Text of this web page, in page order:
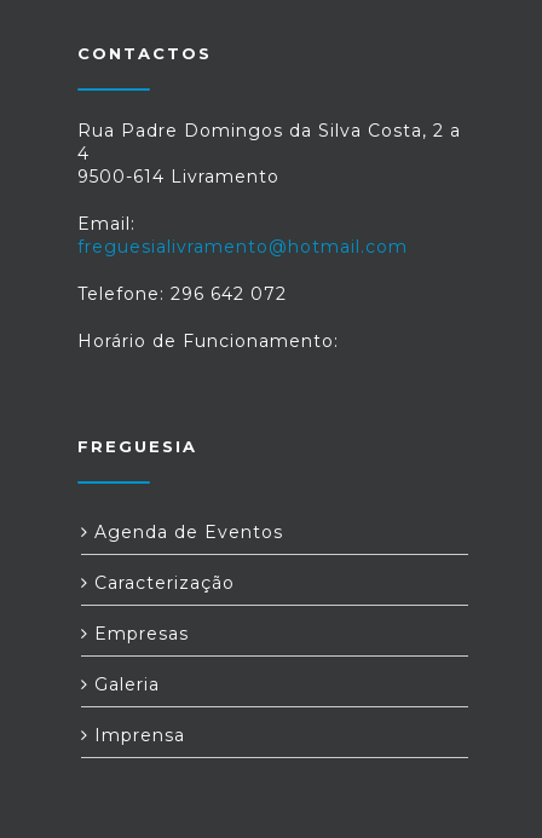
CONTACTOS
Rua Padre Domingos da Silva Costa, 2 a
4
9500-614 Livramento
Email:
freguesialivramento@hotmail.com
Telefone: 296 642 072
Horário de Funcionamento:
FREGUESIA
Agenda de Eventos
Caracterização
Empresas
Galeria
Imprensa